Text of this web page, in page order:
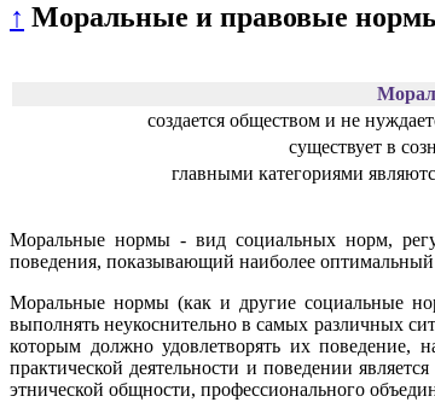
↑ Моральные и правовые
создается обществом и не
существует в
главными категориями
Моральные нормы - вид социальных норм,
поведения, показывающий наиболее оптимальный
Моральные нормы (как и другие социальные
выполнять неукоснительно в самых различных
которым должно удовлетворять их поведение,
практической деятельности и поведении
этнической общности, профессионального